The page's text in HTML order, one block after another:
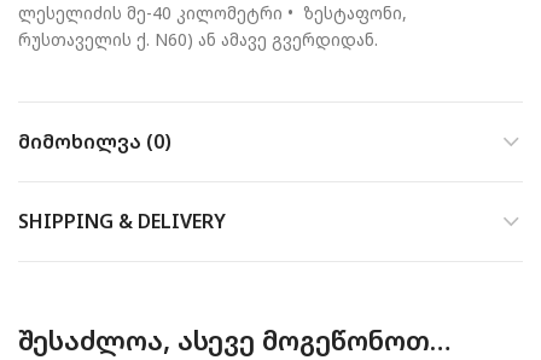
ლესელიძის მე-40 კილომეტრი • ზესტაფონი,
რუსთაველის ქ. N60) ან ამავე გვერდიდან.
ᲛᲘᲛᲝᲮᲘᲚᲕᲐ (0)
SHIPPING & DELIVERY
ᲨᲔᲡᲐᲫᲚᲝᲐ, ᲐᲡᲔᲕᲔ ᲛᲝᲒᲔᲬᲝᲜᲝᲗ…